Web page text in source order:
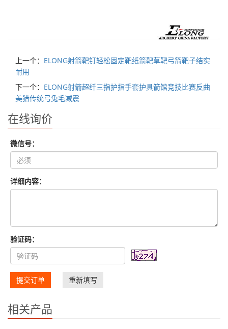
上一个： ELONG射箭靶钉轻松固定靶纸箭靶草靶弓箭靶子结实
耐用
下一个： ELONG射箭超纤三指护指手套护具箭馆竞技比赛反曲
美猎传统弓兔毛减震
在线询价
微信号：
详细内容：
验证码：
提交订单 重新填写
相关产品